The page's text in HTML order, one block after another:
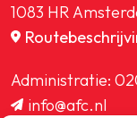
1083 HR
Administratie:
info@afc.nl